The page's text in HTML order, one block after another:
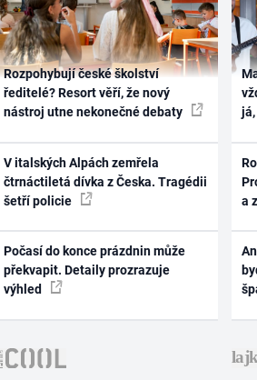
Rozpohybují české školství
ředitelé? Resort věří, že nový
nástroj utne nekonečné debaty
V italských Alpách zemřela
čtrnáctiletá dívka z Česka. Tragédii
šetří policie
Počasí do konce prázdnin může
překvapit. Detaily prozrazuje
výhled
a